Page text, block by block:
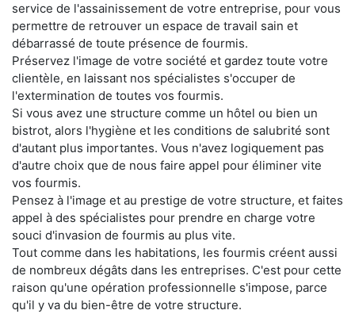
service de l'assainissement de votre entreprise, pour vous
permettre de retrouver un espace de travail sain et
débarrassé de toute présence de fourmis.
Préservez l'image de votre société et gardez toute votre
clientèle, en laissant nos spécialistes s'occuper de
l'extermination de toutes vos fourmis.
Si vous avez une structure comme un hôtel ou bien un
bistrot, alors l'hygiène et les conditions de salubrité sont
d'autant plus importantes. Vous n'avez logiquement pas
d'autre choix que de nous faire appel pour éliminer vite
vos fourmis.
Pensez à l'image et au prestige de votre structure, et faites
appel à des spécialistes pour prendre en charge votre
souci d'invasion de fourmis au plus vite.
Tout comme dans les habitations, les fourmis créent aussi
de nombreux dégâts dans les entreprises. C'est pour cette
raison qu'une opération professionnelle s'impose, parce
qu'il y va du bien-être de votre structure.